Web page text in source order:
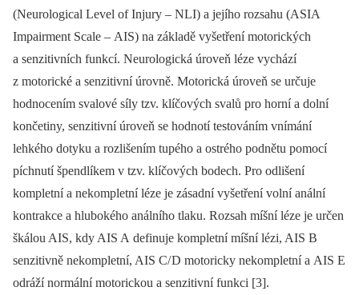
(Neurological Level of Injury –⁠ NLI) a jejího rozsahu (ASIA
Impairment Scale –⁠ AIS) na základě vyšetření motorických
a senzitivních funkcí. Neurologická úroveň léze vychází
z motorické a senzitivní úrovně. Motorická úroveň se určuje
hodnocením svalové síly tzv. klíčových svalů pro horní a dolní
končetiny, senzitivní úroveň se hodnotí testováním vnímání
lehkého dotyku a rozlišením tupého a ostrého podnětu pomocí
píchnutí špendlíkem v tzv. klíčových bodech. Pro odlišení
kompletní a nekompletní léze je zásadní vyšetření volní anální
kontrakce a hlubokého análního tlaku. Rozsah míšní léze je určen
škálou AIS, kdy AIS A definuje kompletní míšní lézi, AIS B
senzitivně nekompletní, AIS C/ D motoricky nekompletní a AIS E
odráží normální motorickou a senzitivní funkci [3].